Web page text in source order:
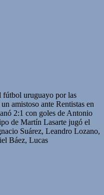
fútbol uruguayo por las
amistoso ante Rentistas en
2:1 con goles de Antonio
de Martín Lasarte jugó el
Suárez, Leandro Lozano,
Báez, Lucas